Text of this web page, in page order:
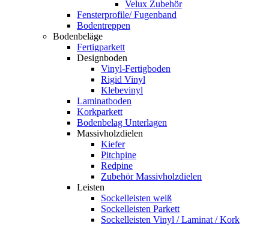
Velux Zubehör
Fensterprofile/ Fugenband
Bodentreppen
Bodenbeläge
Fertigparkett
Designboden
Vinyl-Fertigboden
Rigid Vinyl
Klebevinyl
Laminatboden
Korkparkett
Bodenbelag Unterlagen
Massivholzdielen
Kiefer
Pitchpine
Redpine
Zubehör Massivholzdielen
Leisten
Sockelleisten weiß
Sockelleisten Parkett
Sockelleisten Vinyl / Laminat / Kork